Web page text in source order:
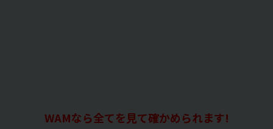
WAMなら全てを見て確かめられます!